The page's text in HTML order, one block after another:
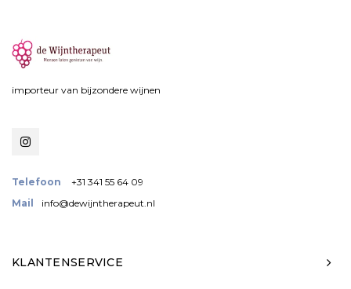
importeur van bijzondere wijnen
Telefoon
+31 341 55 64 09
Mail
info@dewijntherapeut.nl
KLANTENSERVICE